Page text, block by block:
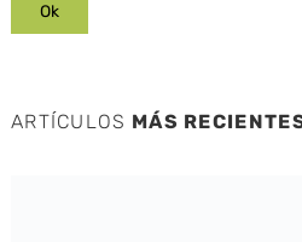
ARTÍCULOS MÁS